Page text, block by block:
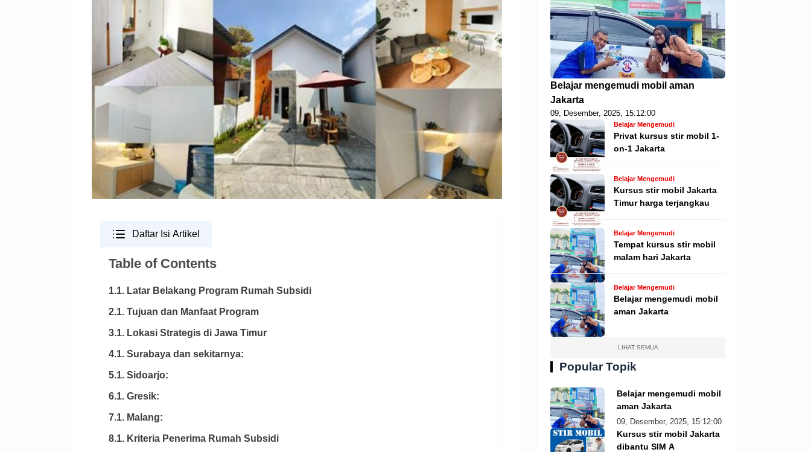
Daftar Isi Artikel
Table of Contents
1.1. Latar Belakang Program Rumah Subsidi
2.1. Tujuan dan Manfaat Program
3.1. Lokasi Strategis di Jawa Timur
4.1. Surabaya dan sekitarnya:
5.1. Sidoarjo:
6.1. Gresik:
7.1. Malang:
8.1. Kriteria Penerima Rumah Subsidi
Belajar mengemudi mobil aman
Jakarta
09, Desember, 2025, 15:12:00
Belajar Mengemudi
Privat kursus stir mobil 1-
on-1 Jakarta
Belajar Mengemudi
Kursus stir mobil Jakarta
Timur harga terjangkau
Belajar Mengemudi
Tempat kursus stir mobil
malam hari Jakarta
Belajar Mengemudi
Belajar mengemudi mobil
aman Jakarta
LIHAT SEMUA
Popular Topik
Belajar mengemudi mobil
aman Jakarta
09, Desember, 2025, 15:12:00
Kursus stir mobil Jakarta
dibantu SIM A